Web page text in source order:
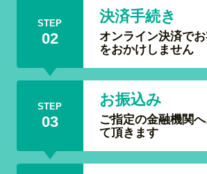
STEP
02
決済手続き
オンライン決済で
をおかけしません
STEP
03
お振込み
ご指定の金融機関
て頂きます